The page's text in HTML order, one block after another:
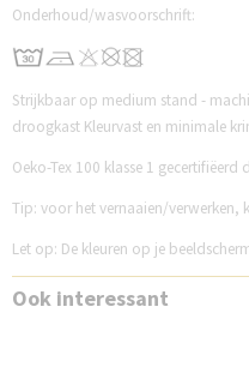
Onderhoud/wasvoorschrift:
Strijkbaar op medium stand -
droogkast Kleurvast en minimale
Oeko-Tex 100 klasse 1
Tip: voor het vernaaien/verwerken,
Let op: De kleuren op je
Ook interessant